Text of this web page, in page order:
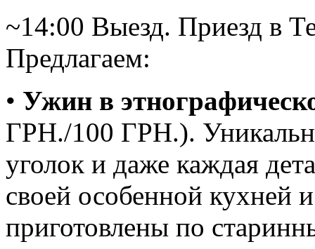
~14:00 Выезд. Приезд в
Предлагаем:
• Ужин в
ГРН./100 ГРН.).
уголок и даже каждая
своей особенной кухней
приготовлены по